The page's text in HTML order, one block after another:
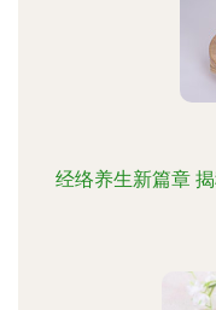
经络养生新篇章